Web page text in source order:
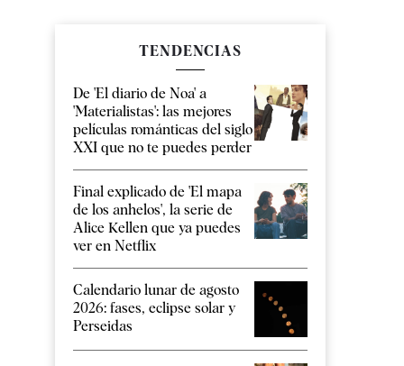
TENDENCIAS
De 'El diario de Noa' a
'Materialistas': las mejores
películas románticas del siglo
XXI que no te puedes perder
Final explicado de 'El mapa
de los anhelos', la serie de
Alice Kellen que ya puedes
ver en Netflix
Calendario lunar de agosto
2026: fases, eclipse solar y
Perseidas